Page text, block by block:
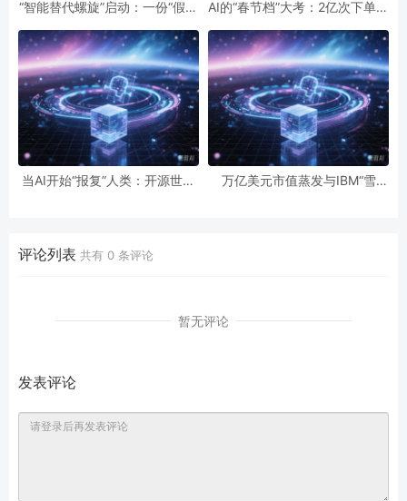
“智能替代螺旋”启动：一份“假设
经济通缩
AI的“春节档”大考：2亿次下单与
数据红利与隐忧
当AI开始“报复”人类：开源世界
万亿美元市值蒸发与IBM“雪
评论列表 共有 0 条评论
暂无评论
发表评论